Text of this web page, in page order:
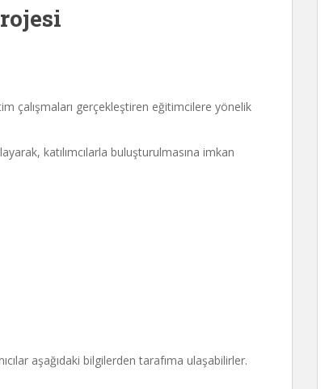
çalışmaları gerçekleştiren eğitimcilere yönelik
katılımcılarla buluşturulmasına imkan
aşağıdaki bilgilerden tarafıma ulaşabilirler.